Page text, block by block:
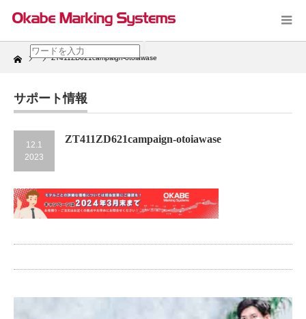
Home ZT411ZD621campaign-otoiawase
サポート情報
12.1
2023
ZT411ZD621campaign-otoiawase